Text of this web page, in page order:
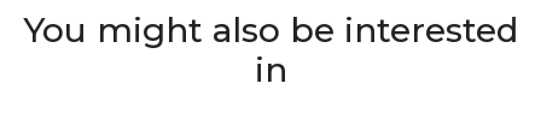
You might also be interested
in